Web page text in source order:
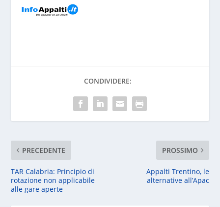
CONDIVIDERE:
PRECEDENTE
TAR Calabria: Principio di
rotazione non applicabile
alle gare aperte
PROSSIMO
Appalti Trentino, le
alternative all’Apac